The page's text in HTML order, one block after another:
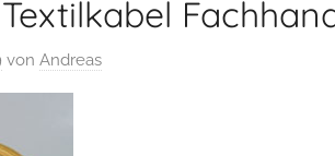
von Andreas